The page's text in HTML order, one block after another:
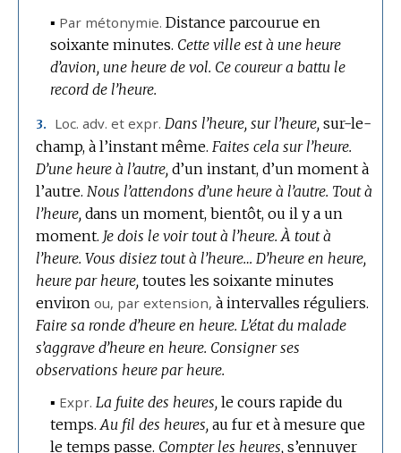
▪ Par métonymie. Distance parcourue en
soixante minutes. Cette ville est à une heure
d’avion, une heure de vol. Ce coureur a battu le
record de l’heure.
3. Loc. adv. etexpr. Dans l’heure, sur l’heure, sur-le-
champ, à l’instant même. Faites cela sur l’heure.
D’une heure à l’autre, d’un instant, d’un moment à
l’autre. Nous l’attendons d’une heure à l’autre. Tout à
l’heure, dans un moment, bientôt, ou il y a un
moment. Je dois le voir tout à l’heure. À tout à
l’heure. Vous disiez tout à l’heure… D’heure en heure,
heure par heure, toutes les soixante minutes
environ ou, par extension, à intervalles réguliers.
Faire sa ronde d’heure en heure. L’état du malade
s’aggrave d’heure en heure. Consigner ses
observations heure par heure.
▪ Expr. La fuite des heures, le cours rapide du
temps. Au fil des heures, au fur et à mesure que
le temps passe. Compter les heures, s’ennuyer